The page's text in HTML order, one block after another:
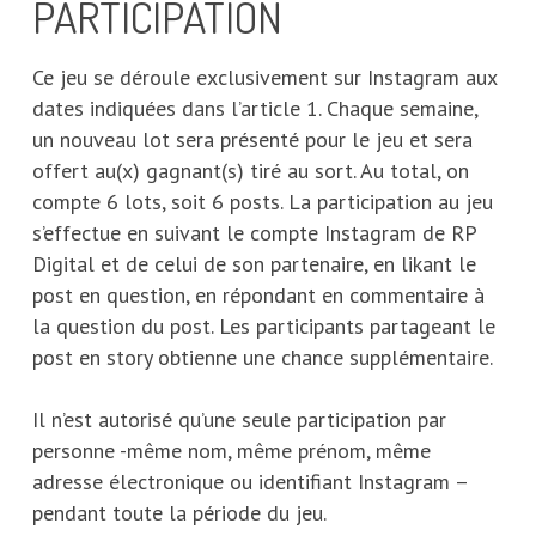
PARTICIPATION
Ce jeu se déroule exclusivement sur Instagram aux
dates indiquées dans l’article 1. Chaque semaine,
un nouveau lot sera présenté pour le jeu et sera
offert au(x) gagnant(s) tiré au sort. Au total, on
compte 6 lots, soit 6 posts. La participation au jeu
s’effectue en suivant le compte Instagram de RP
Digital et de celui de son partenaire, en likant le
post en question, en répondant en commentaire à
la question du post. Les participants partageant le
post en story obtienne une chance supplémentaire.
Il n’est autorisé qu’une seule participation par
personne -même nom, même prénom, même
adresse électronique ou identifiant Instagram –
pendant toute la période du jeu.